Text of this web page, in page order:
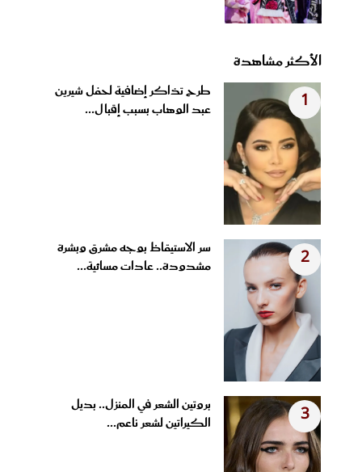
الأكثر مشاهدة
1
طرح تذاكر إضافية لحفل شيرين
عبد الوهاب بسبب إقبال...
2
سر الاستيقاظ بوجه مشرق وبشرة
مشدودة.. عادات مسائية...
3
بروتين الشعر في المنزل.. بديل
الكيراتين لشعر ناعم...